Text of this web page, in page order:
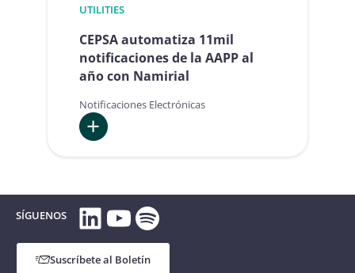
UTILITIES
CEPSA automatiza 11mil
notificaciones de la AAPP al
año con Namirial
Notificaciones Electrónicas
11mil
notificaciones
de
la
SÍGUENOS LinkedIn
YouTube
Spotify
Suscríbete al Boletín